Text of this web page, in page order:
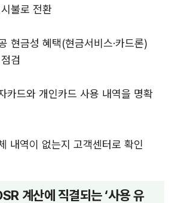
불로 전환
현금성 혜택(현금서비스·카드론)
검
카드와 개인카드 사용 내역을 명확
내역이 없는지 고객센터로 확인
계산에 직결되는 ‘사용 유